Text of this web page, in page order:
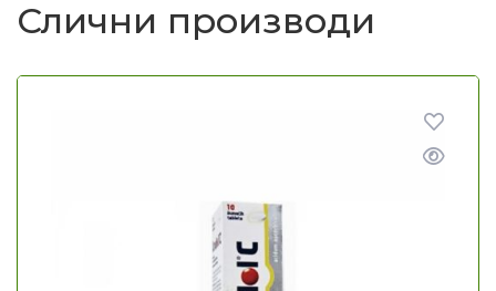
Слични производи